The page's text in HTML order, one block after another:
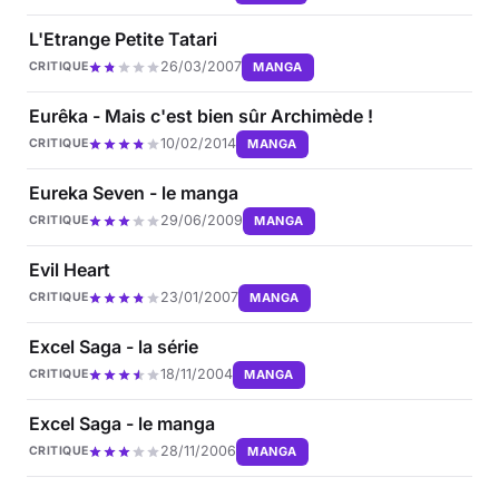
L'Etrange Petite Tatari
CRITIQUE 26/03/2007 MANGA
Eurêka - Mais c'est bien sûr Archimède !
CRITIQUE 10/02/2014 MANGA
Eureka Seven - le manga
CRITIQUE 29/06/2009 MANGA
Evil Heart
CRITIQUE 23/01/2007 MANGA
Excel Saga - la série
CRITIQUE 18/11/2004 MANGA
Excel Saga - le manga
CRITIQUE 28/11/2006 MANGA